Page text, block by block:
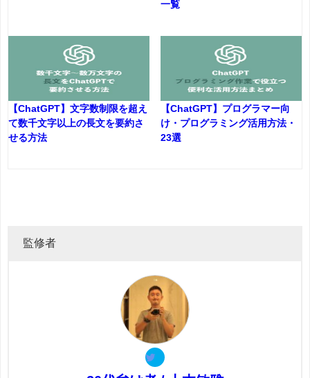
一覧
【ChatGPT】文字数制限を超え
て数千文字以上の長文を要約さ
せる方法
【ChatGPT】プログラマー向
け・プログラミング活用方法・
23選
監修者